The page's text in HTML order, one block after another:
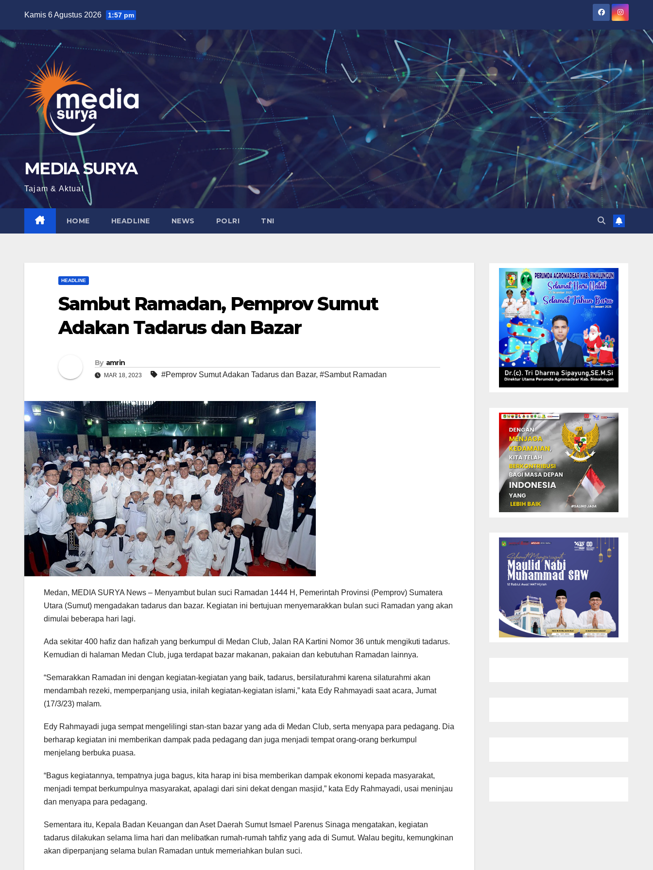
content
Kamis 6 Agustus 2026 1:57 pm
MEDIA SURYA
Tajam & Aktual
HOME HEADLINE NEWS POLRI TNI
HEADLINE
Sambut Ramadan, Pemprov Sumut
Adakan Tadarus dan Bazar
By amrin
MAR 18, 2023 #Pemprov Sumut Adakan Tadarus dan Bazar, #Sambut Ramadan
Medan, MEDIA SURYA News – Menyambut bulan suci Ramadan 1444 H, Pemerintah Provinsi (Pemprov) Sumatera
Utara (Sumut) mengadakan tadarus dan bazar. Kegiatan ini bertujuan menyemarakkan bulan suci Ramadan yang akan
dimulai beberapa hari lagi.
Ada sekitar 400 hafiz dan hafizah yang berkumpul di Medan Club, Jalan RA Kartini Nomor 36 untuk mengikuti tadarus.
Kemudian di halaman Medan Club, juga terdapat bazar makanan, pakaian dan kebutuhan Ramadan lainnya.
“Semarakkan Ramadan ini dengan kegiatan-kegiatan yang baik, tadarus, bersilaturahmi karena silaturahmi akan
mendambah rezeki, memperpanjang usia, inilah kegiatan-kegiatan islami,” kata Edy Rahmayadi saat acara, Jumat
(17/3/23) malam.
Edy Rahmayadi juga sempat mengelilingi stan-stan bazar yang ada di Medan Club, serta menyapa para pedagang. Dia
berharap kegiatan ini memberikan dampak pada pedagang dan juga menjadi tempat orang-orang berkumpul
menjelang berbuka puasa.
“Bagus kegiatannya, tempatnya juga bagus, kita harap ini bisa memberikan dampak ekonomi kepada masyarakat,
menjadi tempat berkumpulnya masyarakat, apalagi dari sini dekat dengan masjid,” kata Edy Rahmayadi, usai meninjau
dan menyapa para pedagang.
Sementara itu, Kepala Badan Keuangan dan Aset Daerah Sumut Ismael Parenus Sinaga mengatakan, kegiatan
tadarus dilakukan selama lima hari dan melibatkan rumah-rumah tahfiz yang ada di Sumut. Walau begitu, kemungkinan
akan diperpanjang selama bulan Ramadan untuk memeriahkan bulan suci.